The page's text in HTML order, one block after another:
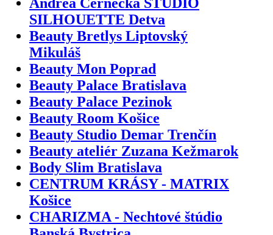
SILHOUETTE Detva
Beauty Bretlys Liptovský
Mikuláš
Beauty Mon Poprad
Beauty Palace Bratislava
Beauty Palace Pezinok
Beauty Room Košice
Beauty Studio Demar Trenčín
Beauty ateliér Zuzana Kežmarok
Body Slim Bratislava
CENTRUM KRÁSY - MATRIX
Košice
CHARIZMA - Nechtové štúdio